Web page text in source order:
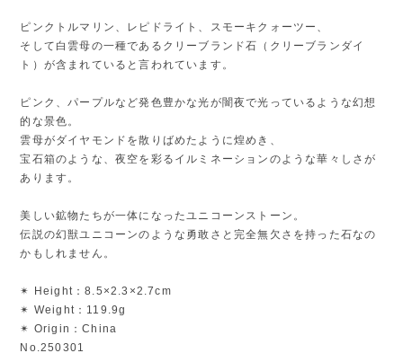
ピンクトルマリン、レピドライト、スモーキクォーツー、
そして白雲母の一種であるクリーブランド石（クリーブランダイ
ト）が含まれていると言われています。
ピンク、パープルなど発色豊かな光が闇夜で光っているような幻想
的な景色。
雲母がダイヤモンドを散りばめたように煌めき、
宝石箱のような、夜空を彩るイルミネーションのような華々しさが
あります。
美しい鉱物たちが一体になったユニコーンストーン。
伝説の幻獣ユニコーンのような勇敢さと完全無欠さを持った石なの
かもしれません。
✴︎ Height：8.5×2.3×2.7cm
✴︎ Weight：119.9g
✴︎ Origin：China
No.250301